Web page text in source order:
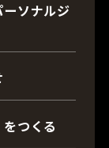
ソナルジ
つくる